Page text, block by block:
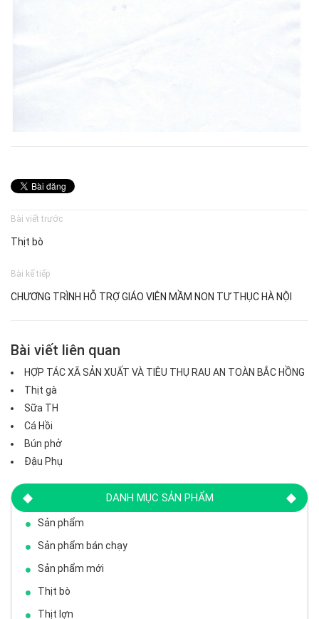
Bài viết trước
Thịt bò
Bài kế tiếp
CHƯƠNG TRÌNH HỖ TRỢ GIÁO VIÊN MẦM NON TƯ THỤC HÀ NỘI
Bài viết liên quan
HỢP TÁC XÃ SẢN XUẤT VÀ TIÊU THỤ RAU AN TOÀN BẮC HỒNG
Thịt gà
Sữa TH
Cá Hồi
Bún phở
Đậu Phụ
DANH MỤC SẢN PHẨM
Sản phẩm
Sản phẩm bán chạy
Sản phẩm mới
Thịt bò
Thịt lợn